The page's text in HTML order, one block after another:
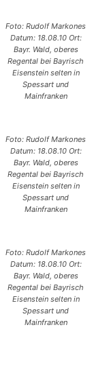
Foto: Rudolf Markones
Datum: 18.08.10 Ort:
Bayr. Wald, oberes
Regental bei Bayrisch
Eisenstein selten in
Spessart und
Mainfranken
Foto: Rudolf Markones
Datum: 18.08.10 Ort:
Bayr. Wald, oberes
Regental bei Bayrisch
Eisenstein selten in
Spessart und
Mainfranken
Foto: Rudolf Markones
Datum: 18.08.10 Ort:
Bayr. Wald, oberes
Regental bei Bayrisch
Eisenstein selten in
Spessart und
Mainfranken